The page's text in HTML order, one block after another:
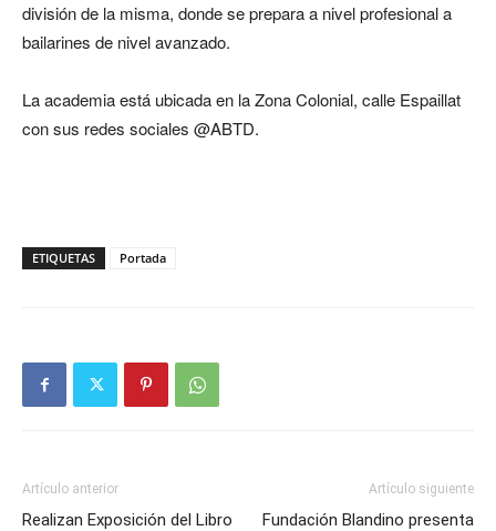
división de la misma, donde se prepara a nivel profesional a
bailarines de nivel avanzado.
La academia está ubicada en la Zona Colonial, calle Espaillat
con sus redes sociales @ABTD.
ETIQUETAS Portada
Artículo anterior
Realizan Exposición del Libro
Artículo siguiente
Fundación Blandino presenta